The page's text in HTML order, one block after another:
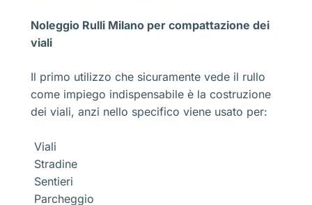
Noleggio Rulli Milano per compattazione dei
viali
Il primo utilizzo che sicuramente vede il rullo
come impiego indispensabile è la costruzione
dei viali, anzi nello specifico viene usato per:
Viali
Stradine
Sentieri
Parcheggio